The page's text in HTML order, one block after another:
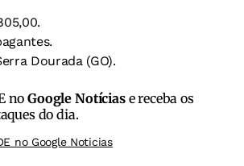
Dourada (GO).
noGoogle Notíciase receba os
do dia.
no Google Noticias